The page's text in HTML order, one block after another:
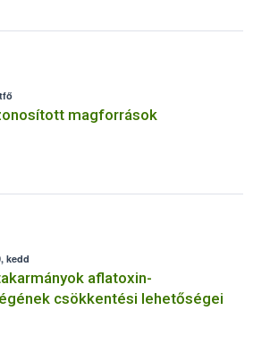
magforrások
kedd
aflatoxin-
csökkentési lehetőségei